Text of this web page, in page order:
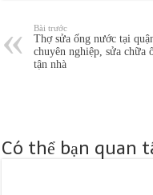
Bài trước
Thợ sửa ống nước tại
chuyên nghiệp, sửa chữa
tận nhà
Có thể bạn quan